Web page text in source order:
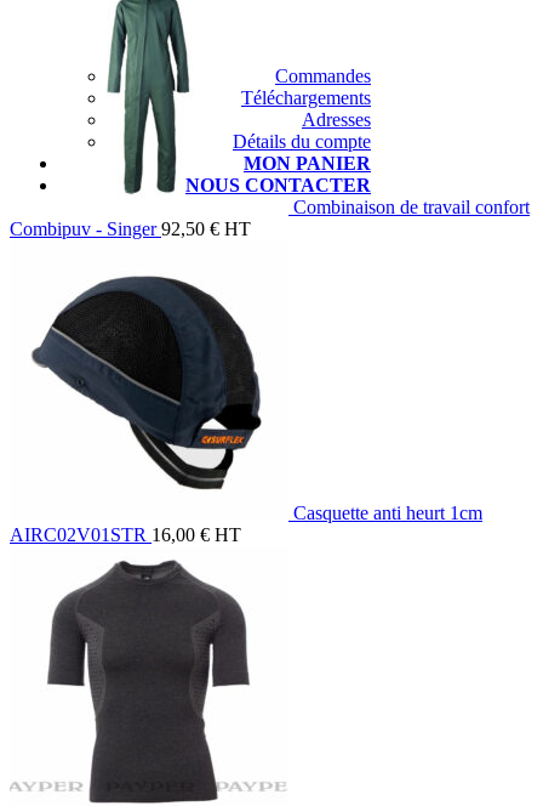
Commandes
Téléchargements
Adresses
Détails du compte
MON PANIER
NOUS CONTACTER
Combinaison de travail confort
Combipuv - Singer 92,50 € HT
Casquette anti heurt 1cm
AIRC02V01STR 16,00 € HT